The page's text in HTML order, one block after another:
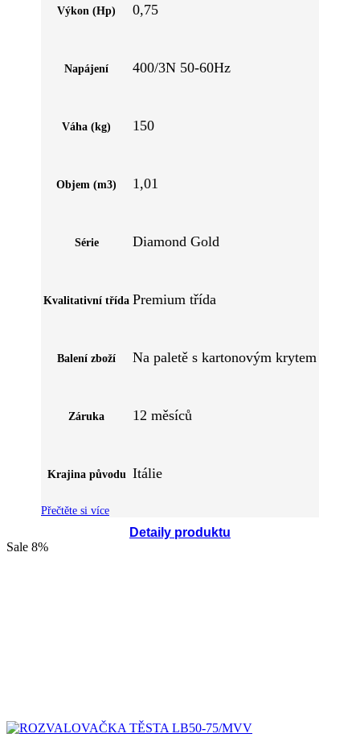
Detaily produktu
Výkon (Hp) 0,75
Napájení 400/3N 50-60Hz
Váha (kg) 150
Objem (m3) 1,01
Série Diamond Gold
Kvalitativní třída Premium třída
Balení zboží Na paletě s kartonovým krytem
Záruka 12 měsíců
Krajina původu Itálie
Přečtěte si více
Sale 8%